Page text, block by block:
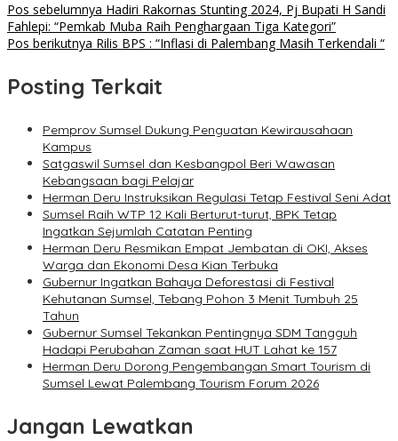
Pos sebelumnya Hadiri Rakornas Stunting 2024, Pj Bupati H Sandi
Fahlepi: “Pemkab Muba Raih Penghargaan Tiga Kategori”
Pos berikutnya Rilis BPS : “Inflasi di Palembang Masih Terkendali “
Posting Terkait
Pemprov Sumsel Dukung Penguatan Kewirausahaan
Kampus
Satgaswil Sumsel dan Kesbangpol Beri Wawasan
Kebangsaan bagi Pelajar
Herman Deru Instruksikan Regulasi Tetap Festival Seni Adat
Sumsel Raih WTP 12 Kali Berturut-turut, BPK Tetap
Ingatkan Sejumlah Catatan Penting
Herman Deru Resmikan Empat Jembatan di OKI, Akses
Warga dan Ekonomi Desa Kian Terbuka
Gubernur Ingatkan Bahaya Deforestasi di Festival
Kehutanan Sumsel, Tebang Pohon 3 Menit Tumbuh 25
Tahun
Gubernur Sumsel Tekankan Pentingnya SDM Tangguh
Hadapi Perubahan Zaman saat HUT Lahat ke 157
Herman Deru Dorong Pengembangan Smart Tourism di
Sumsel Lewat Palembang Tourism Forum 2026
Jangan Lewatkan